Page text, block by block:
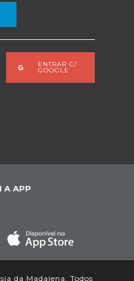
ENTRAR C/
GOOGLE
A APP
da Madalena. Todos